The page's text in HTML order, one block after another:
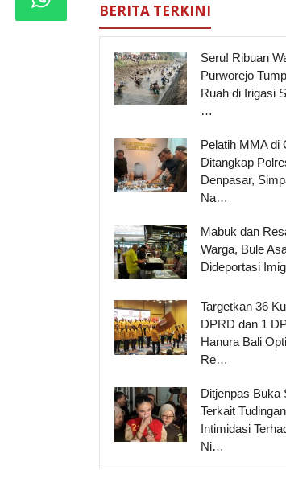
BERITA TERKINI
Seru! Ribuan
Purworejo
Ruah di Irigasi
…
Pelatih MMA di
Ditangkap
Denpasar,
Na…
Mabuk dan
Warga, Bule
Dideportasi
Targetkan 36
DPRD dan 1
Hanura Bali
Re…
Ditjenpas Buka
Terkait Tudingan
Intimidasi
Ni…